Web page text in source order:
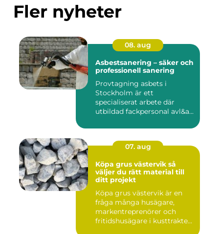
Fler nyheter
08. aug
Asbestsanering – säker och
professionell sanering
Provtagning asbets i
Stockholm är ett
specialiserat arbete där
utbildad fackpersonal avl&a...
07. aug
Köpa grus västervik så
väljer du rätt material till
ditt projekt
Köpa grus västervik är en
fråga många husägare,
markentreprenörer och
fritidshusägare i kusttrakten